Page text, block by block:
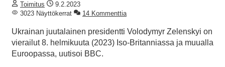
Toimitus
9.2.2023
3023 Näyttökerrat
14 Kommenttia
Ukrainan juutalainen presidentti Volodymyr Zelenskyi on
vierailut 8. helmikuuta (2023) Iso-Britanniassa ja muualla
Euroopassa, uutisoi BBC.